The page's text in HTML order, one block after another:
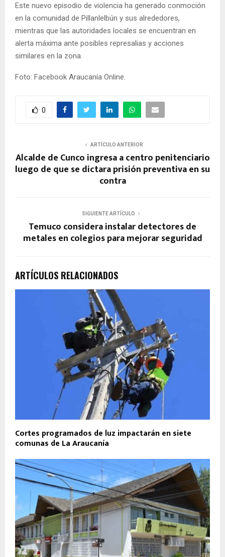
Este nuevo episodio de violencia ha generado conmoción
en la comunidad de Pillanlelbún y sus alrededores,
mientras que las autoridades locales se encuentran en
alerta máxima ante posibles represalias y acciones
similares en la zona.
Foto: Facebook Araucanía Online.
0
ARTÍCULO ANTERIOR
Alcalde de Cunco ingresa a centro penitenciario
luego de que se dictara prisión preventiva en su
contra
SIGUIENTE ARTÍCULO
Temuco considera instalar detectores de
metales en colegios para mejorar seguridad
ARTÍCULOS RELACIONADOS
Cortes programados de luz impactarán en siete
comunas de La Araucanía